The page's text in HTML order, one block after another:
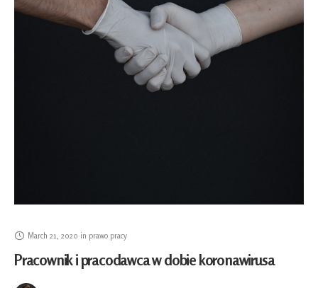
March 21, 2020 in prawo pracy
Pracownik i pracodawca w dobie koronawirusa